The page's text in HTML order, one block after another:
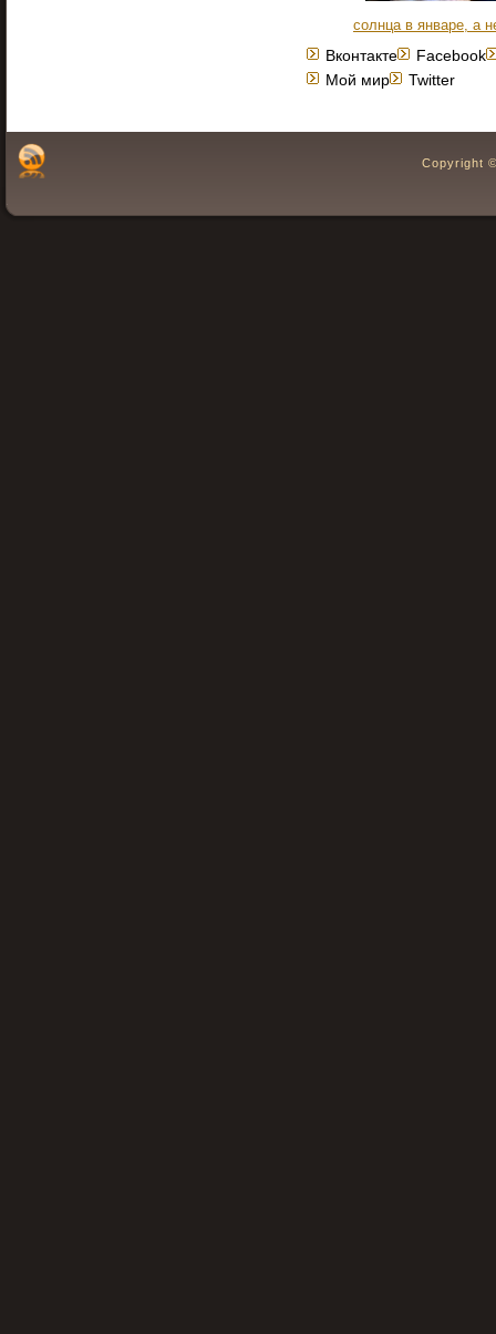
солнца в январе, а
Вконтакте
Facebook
Мой мир
Twitter
Copyright